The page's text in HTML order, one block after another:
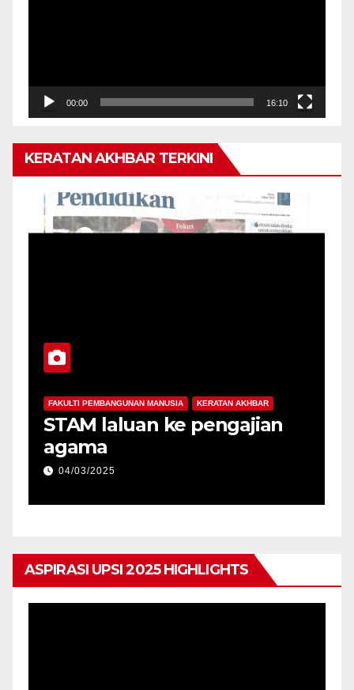
00:00 16:10
KERATAN AKHBAR TERKINI
FAKULTI PEMBANGUNAN MANUSIA KERATAN AKHBAR
STAM laluan ke pengajian
agama
04/03/2025
ASPIRASI UPSI 2025 HIGHLIGHTS